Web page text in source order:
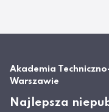
Akademia
Warszawie
Najlepsza